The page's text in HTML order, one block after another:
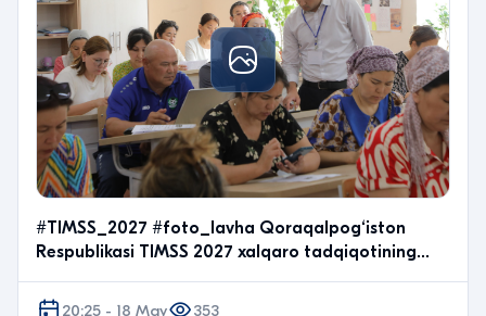
#TIMSS_2027 #foto_lavha Qoraqalpog‘iston
Respublikasi TIMSS 2027 xalqaro tadqiqotining
20:25 - 18 May
353